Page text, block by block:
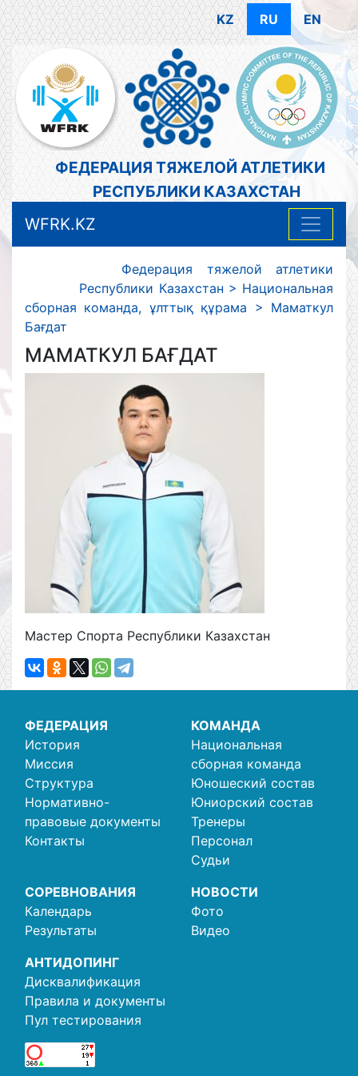
KZ RU EN
ФЕДЕРАЦИЯ ТЯЖЕЛОЙ АТЛЕТИКИ
РЕСПУБЛИКИ КАЗАХСТАН
WFRK.KZ
Федерация тяжелой атлетики
Республики Казахстан > Национальная
сборная команда, ұлттық құрама > Маматкул
Бағдат
МАМАТКУЛ БАҒДАТ
Мастер Спорта Республики Казахстан
ФЕДЕРАЦИЯ
История
Миссия
Структура
Нормативно-
правовые документы
Контакты
КОМАНДА
Национальная
сборная команда
Юношеский состав
Юниорский состав
Тренеры
Персонал
Судьи
СОРЕВНОВАНИЯ
Календарь
Результаты
НОВОСТИ
Фото
Видео
АНТИДОПИНГ
Дисквалификация
Правила и документы
Пул тестирования